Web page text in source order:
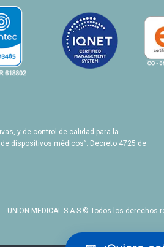
y de control de calidad para la
dispositivos médicos”. Decreto 4725 de
UNION MEDICAL S.A.S © Todos los derechos